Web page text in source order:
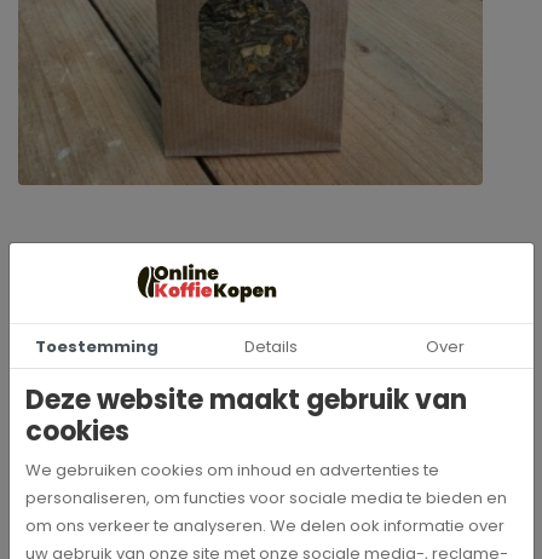
Groene thee met een vleugje magie, een snufje kruiden en een
flinke scheut goede energie — dat is precies wat dit heksje voor
kurkuma, gember, nanamunt en citroenmelisse: ingrediënten
die samen zorgen voor een frisse, warme en sprankelende
start van je dag.
Of je nu wakker wordt als een vrolijke toverheks of als een
slaapdronken zombie: één kopje van deze toverdrank helpt je
meteen op weg. Zet je favoriete mok klaar, neem een
momentje voor jezelf, en laat Heksje Miep je ochtend een
beetje magischer maken. ✨
Toestemming Details Over
Deze website maakt gebruik van
cookies
We gebruiken cookies om inhoud en advertenties te
personaliseren, om functies voor sociale media te bieden en
om ons verkeer te analyseren. We delen ook informatie over
uw gebruik van onze site met onze sociale media-, reclame-